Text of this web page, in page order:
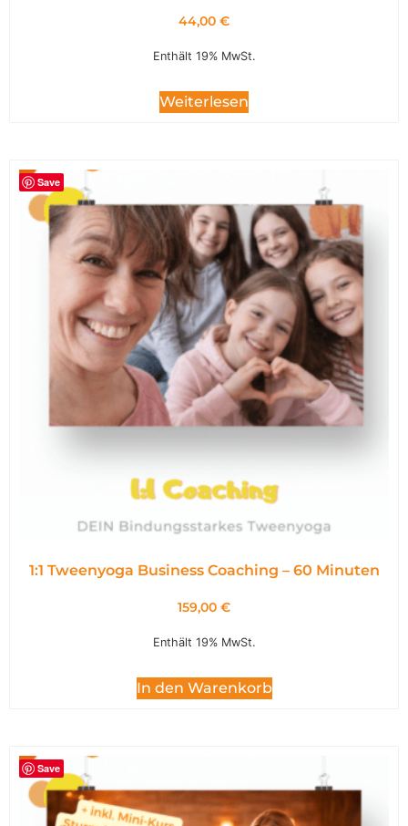
44,00 €
Enthält 19% MwSt.
Weiterlesen
Save
1:1 Tweenyoga Business Coaching – 60 Minuten
159,00 €
Enthält 19% MwSt.
In den Warenkorb
Save